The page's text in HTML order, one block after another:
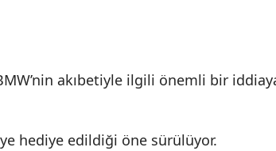
akıbetiyle ilgili önemli bir
hediye edildiği öne sürülüyor.